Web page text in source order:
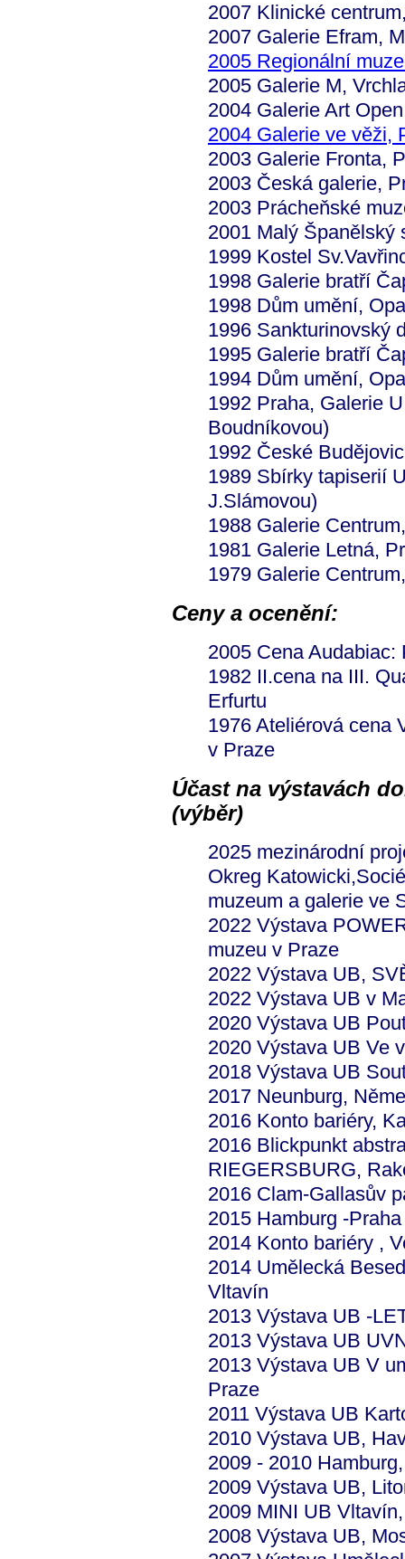
2007 Klinické
2007 Galerie Efram,
2005 Regionální
2005 Galerie M,
2004 Galerie Art
2004 Galerie ve věži,
2003 Galerie Fronta,
2003 Česká galerie,
2003 Prácheňské
2001 Malý Španělský
1999 Kostel
1998 Galerie bratří
1998 Dům umění,
1996 Sankturinovský
1995 Galerie bratří
1994 Dům umění,
1992 Praha, Galerie
Boudníkovou)
1992 České
1989 Sbírky tapiserií
J.Slámovou)
1988 Galerie
1981 Galerie Letná,
1979 Galerie
Ceny a ocenění:
2005 Cena Audabiac:
1982 II.cena na III.
Erfurtu
1976 Ateliérová cena
v Praze
Účast na výstavách
(výběr)
2025 mezinárodní
Okreg
muzeum a galerie ve
2022 Výstava
muzeu v Praze
2022 Výstava UB,
2022 Výstava UB v
2020 Výstava UB
2020 Výstava UB Ve
2018 Výstava UB
2017 Neunburg,
2016 Konto bariéry,
2016 Blickpunkt
RIEGERSBURG,
2016 Clam-Gallasův
2015 Hamburg -
2014 Konto bariéry ,
2014 Umělecká
Vltavín
2013 Výstava UB -
2013 Výstava UB
2013 Výstava UB V
Praze
2011 Výstava UB
2010 Výstava UB,
2009 - 2010
2009 Výstava UB,
2009 MINI UB
2008 Výstava UB,